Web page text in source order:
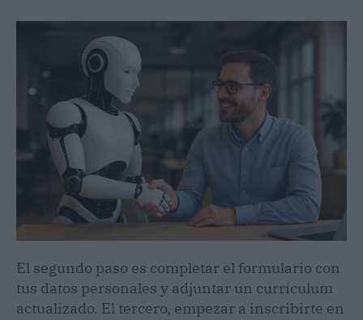
El segundo paso es completar el formulario con
tus datos personales y adjuntar un currículum
actualizado. El tercero, empezar a inscribirte en